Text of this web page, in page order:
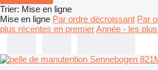
Trier: Mise en ligne
Mise en ligne Par ordre décroissant Par
plus récentes en premierAnnée - les